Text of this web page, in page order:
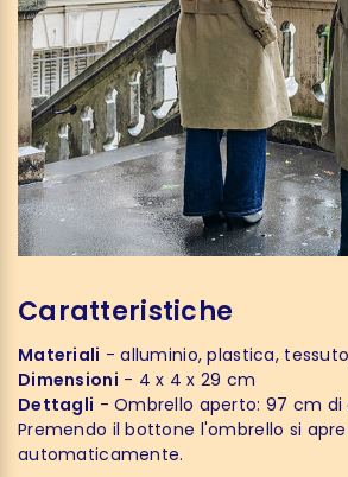
Caratteristiche
Materiali - alluminio, plastica,
Dimensioni - 4 x 4 x 29 cm
Dettagli - Ombrello aperto: 97 cm di
Premendo il bottone l'ombrello si apre
automaticamente.